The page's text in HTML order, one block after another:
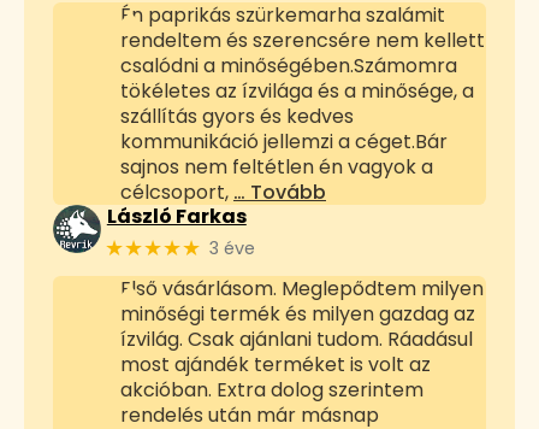
Én paprikás szürkemarha szalámit
rendeltem és szerencsére nem kellett
csalódni a minőségében.Számomra
tökéletes az ízvilága és a minősége, a
szállítás gyors és kedves
kommunikáció jellemzi a céget.Bár
sajnos nem feltétlen én vagyok a
célcsoport, … Tovább
László Farkas
★★★★★ 3 éve
Első vásárlásom. Meglepődtem milyen
minőségi termék és milyen gazdag az
ízvilág. Csak ajánlani tudom. Ráadásul
most ajándék terméket is volt az
akcióban. Extra dolog szerintem
rendelés után már másnap